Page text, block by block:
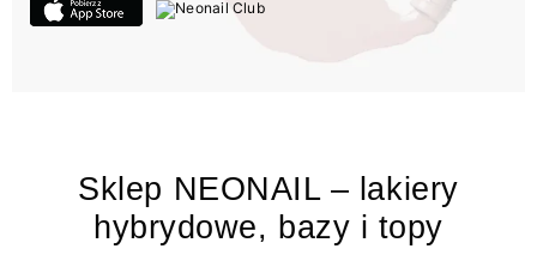
Sklep NEONAIL – lakiery
hybrydowe, bazy i topy